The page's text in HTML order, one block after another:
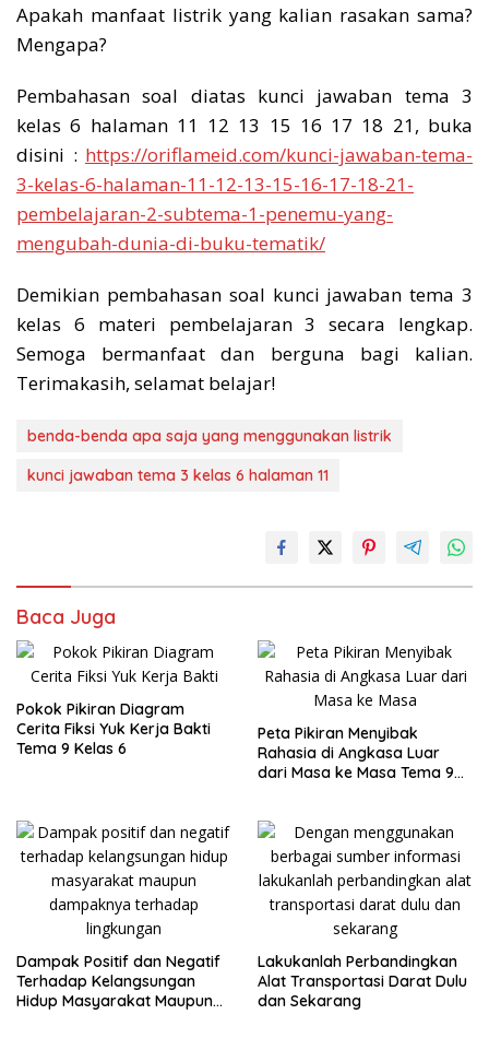
Apakah manfaat listrik yang kalian rasakan sama?
Mengapa?
Pembahasan soal diatas kunci jawaban tema 3
kelas 6 halaman 11 12 13 15 16 17 18 21, buka
disini : https://oriflameid.com/kunci-jawaban-tema-
3-kelas-6-halaman-11-12-13-15-16-17-18-21-
pembelajaran-2-subtema-1-penemu-yang-
mengubah-dunia-di-buku-tematik/
Demikian pembahasan soal kunci jawaban tema 3
kelas 6 materi pembelajaran 3 secara lengkap.
Semoga bermanfaat dan berguna bagi kalian.
Terimakasih, selamat belajar!
benda-benda apa saja yang menggunakan listrik
kunci jawaban tema 3 kelas 6 halaman 11
Baca Juga
Pokok Pikiran Diagram
Cerita Fiksi Yuk Kerja Bakti
Tema 9 Kelas 6
Peta Pikiran Menyibak
Rahasia di Angkasa Luar
dari Masa ke Masa Tema 9
Dampak Positif dan Negatif
Terhadap Kelangsungan
Hidup Masyarakat Maupun
Lakukanlah Perbandingkan
Alat Transportasi Darat Dulu
dan Sekarang